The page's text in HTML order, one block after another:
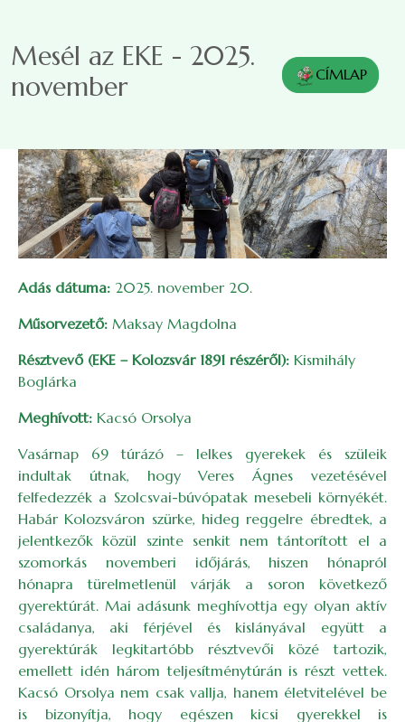
Mesél az EKE - 2025.
november
CÍMLAP
Adás dátuma: 2025. november 20.
Műsorvezető: Maksay Magdolna
Résztvevő (EKE – Kolozsvár 1891 részéről): Kismihály
Boglárka
Meghívott: Kacsó Orsolya
Vasárnap 69 túrázó – lelkes gyerekek és szüleik
indultak útnak, hogy Veres Ágnes vezetésével
felfedezzék a Szolcsvai-búvópatak mesebeli környékét.
Habár Kolozsváron szürke, hideg reggelre ébredtek, a
jelentkezők közül szinte senkit nem tántorított el a
szomorkás novemberi időjárás, hiszen hónapról
hónapra türelmetlenül várják a soron következő
gyerektúrát. Mai adásunk meghívottja egy olyan aktív
családanya, aki férjével és kislányával együtt a
gyerektúrák legkitartóbb résztvevői közé tartozik,
emellett idén három teljesítménytúrán is részt vettek.
Kacsó Orsolya nem csak vallja, hanem életvitelével be
is bizonyítja, hogy egészen kicsi gyerekkel is